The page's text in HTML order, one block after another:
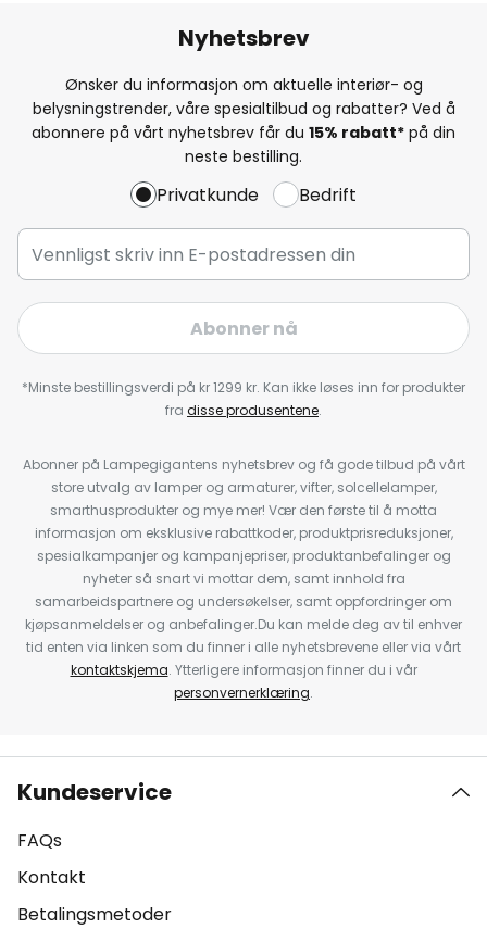
Nyhetsbrev
Ønsker du informasjon om aktuelle interiør- og
belysningstrender, våre spesialtilbud og rabatter? Ved å
abonnere på vårt nyhetsbrev får du 15% rabatt* på din
neste bestilling.
Privatkunde Bedrift
Abonner nå
*Minste bestillingsverdi på kr 1299 kr. Kan ikke løses inn for produkter
fra disse produsentene.
Abonner på Lampegigantens nyhetsbrev og få gode tilbud på vårt
store utvalg av lamper og armaturer, vifter, solcellelamper,
smarthusprodukter og mye mer! Vær den første til å motta
informasjon om eksklusive rabattkoder, produktprisreduksjoner,
spesialkampanjer og kampanjepriser, produktanbefalinger og
nyheter så snart vi mottar dem, samt innhold fra
samarbeidspartnere og undersøkelser, samt oppfordringer om
kjøpsanmeldelser og anbefalinger.Du kan melde deg av til enhver
tid enten via linken som du finner i alle nyhetsbrevene eller via vårt
kontaktskjema. Ytterligere informasjon finner du i vår
personvernerklæring.
Kundeservice
FAQs
Kontakt
Betalingsmetoder